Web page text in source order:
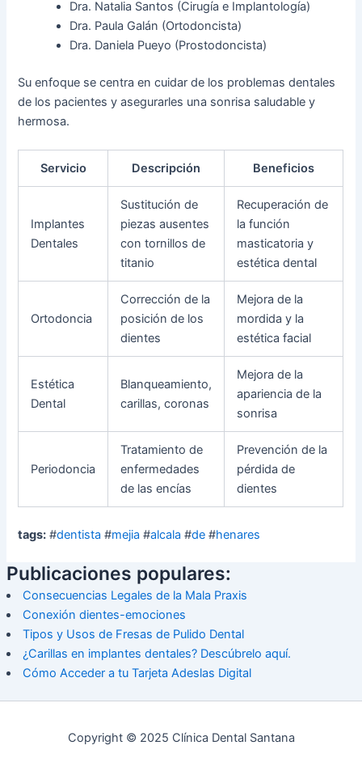
Dra. Natalia Santos (Cirugía e Implantología)
Dra. Paula Galán (Ortodoncista)
Dra. Daniela Pueyo (Prostodoncista)
Su enfoque se centra en cuidar de los problemas dentales
de los pacientes y asegurarles una sonrisa saludable y
hermosa.
Servicio Descripción Beneficios
Implantes
Dentales
Sustitución de
piezas ausentes
con tornillos de
titanio
Recuperación de
la función
masticatoria y
estética dental
Ortodoncia
Corrección de la
posición de los
dientes
Mejora de la
mordida y la
estética facial
Estética
Dental
Blanqueamiento,
carillas, coronas
Mejora de la
apariencia de la
sonrisa
Periodoncia
Tratamiento de
enfermedades
de las encías
Prevención de la
pérdida de
dientes
tags: #dentista #mejia #alcala #de #henares
Publicaciones populares:
Consecuencias Legales de la Mala Praxis
Conexión dientes-emociones
Tipos y Usos de Fresas de Pulido Dental
¿Carillas en implantes dentales? Descúbrelo aquí.
Cómo Acceder a tu Tarjeta Adeslas Digital
Copyright © 2025 Clínica Dental Santana